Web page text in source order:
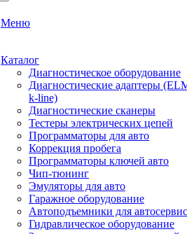
Меню
Каталог
Диагностическое оборудование
Диагностические адаптеры
k-line)
Диагностические сканеры
Тестеры электрических цепей
Программаторы для авто
Коррекция пробега
Программаторы ключей авто
Чип-тюнинг
Эмуляторы для авто
Гаражное оборудование
Автоподъемники для
Гидравлическое оборудование